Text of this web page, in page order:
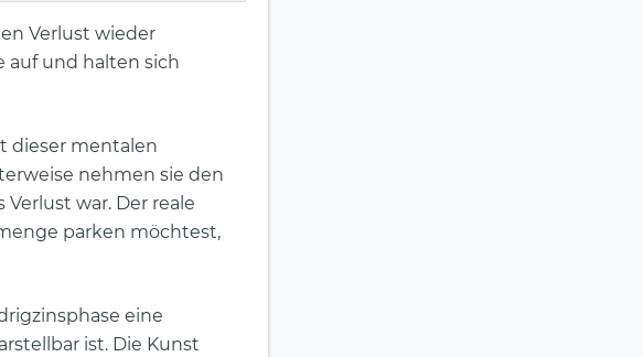
Verlust wieder
auf und halten sich
dieser mentalen
nehmen sie den
war. Der reale
parken möchtest,
eine
ist. Die Kunst